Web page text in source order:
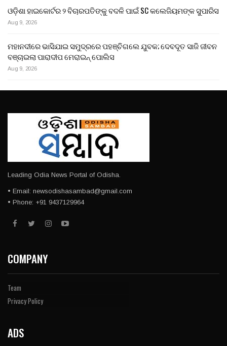
ଓଡ଼ିଶା ହାଇକୋର୍ଟର ୨ ବିଚାରପତିଙ୍କୁ ବଦଳି ପାଇଁ SC କଲେଜିୟମଙ୍କ ସୁପାରିସ
Aug 9, 2026
ମହାନଦୀରେ ଭାସିଯାଇ ସମୁଦ୍ରରେ ପହଞ୍ଚିଗଲେ ଯୁବକ; ଦେବଦୂତ ସାଜି ଜୀବନ
ବଞ୍ଚାଇଲା ପାରାଦୀପ ମେରାଇନ୍ ପୋଲିସ
Aug 9, 2026
Leading Odia News Portal of Odisha.
• Email: newsodishasambad@gmail.com
• Phone: +91 9437129964
COMPANY
Team
Privacy Policy
ADS